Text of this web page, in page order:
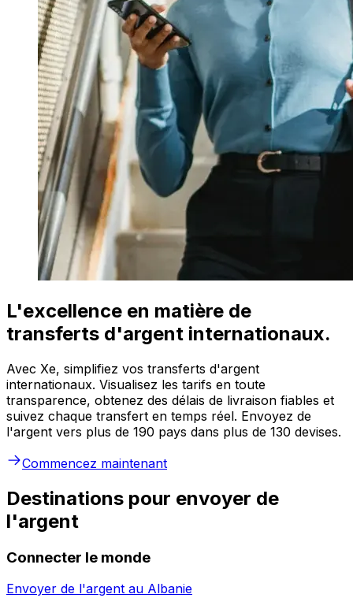
L'excellence en matière de
transferts d'argent internationaux.
Avec Xe, simplifiez vos transferts d'argent
internationaux. Visualisez les tarifs en toute
transparence, obtenez des délais de livraison fiables et
suivez chaque transfert en temps réel. Envoyez de
l'argent vers plus de 190 pays dans plus de 130 devises.
Commencez maintenant
Destinations pour envoyer de
l'argent
Connecter le monde
Envoyer de l'argent au Albanie